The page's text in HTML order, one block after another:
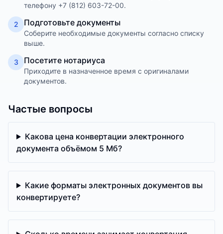
телефону +7 (812) 603-72-00.
2 Подготовьте документы
Соберите необходимые документы согласно списку
выше.
3 Посетите нотариуса
Приходите в назначенное время с оригиналами
документов.
Частые вопросы
Какова цена конвертации электронного
документа объёмом 5 Мб?
Какие форматы электронных документов вы
конвертируете?